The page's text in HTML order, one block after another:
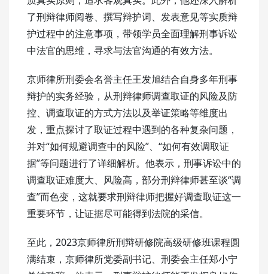
了刑辩律师阅卷、撰写辩护词、发表意见等实质辩
护过程中的注意事项，带领学员全面理解刑事诉讼
中法官的思维，寻求与法官沟通的有效方法。
京师律所刑委会名誉主任王发旭结合自身多年刑事
辩护的实务经验，从刑辩律师调查取证的风险及防
控、调查取证的方式方法以及举证策略等维度出
发，重点探讨了取证过程中遇到的各种复杂问题，
并对“如何规避调查中的风险”、“如何有效调取证
据”等问题进行了详细解析。他表示，刑事诉讼中的
调查取证难度大、风险高，部分刑辩律师甚至谈“调
查”而色变，这就要求刑辩律师把握好调查取证这一
重要环节，让证据尽可能得到法院的采信。
至此，2023京师律所刑辩研修院高级研修班课程圆
满结束，京师律所党委副书记、刑委会主任郑小宁